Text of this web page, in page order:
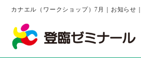
カナエル（ワークショップ）7月｜お知らせ